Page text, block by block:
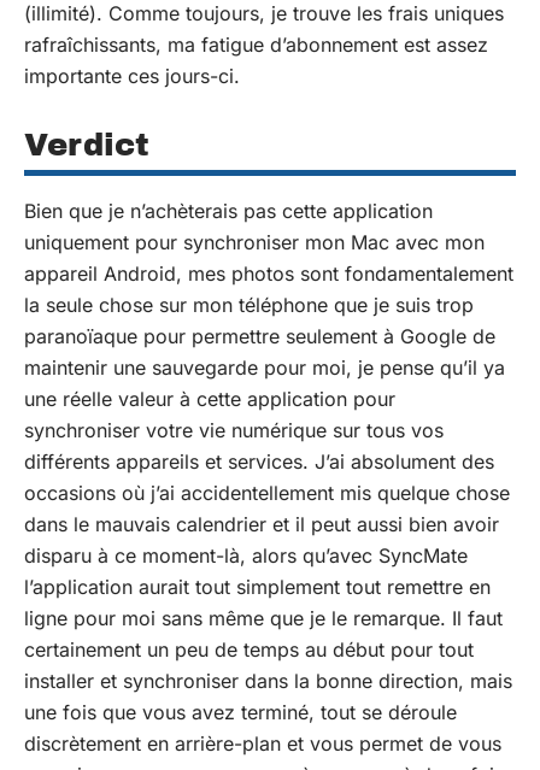
(illimité). Comme toujours, je trouve les frais uniques
rafraîchissants, ma fatigue d’abonnement est assez
importante ces jours-ci.
Verdict
Bien que je n’achèterais pas cette application
uniquement pour synchroniser mon Mac avec mon
appareil Android, mes photos sont fondamentalement
la seule chose sur mon téléphone que je suis trop
paranoïaque pour permettre seulement à Google de
maintenir une sauvegarde pour moi, je pense qu’il ya
une réelle valeur à cette application pour
synchroniser votre vie numérique sur tous vos
différents appareils et services. J’ai absolument des
occasions où j’ai accidentellement mis quelque chose
dans le mauvais calendrier et il peut aussi bien avoir
disparu à ce moment-là, alors qu’avec SyncMate
l’application aurait tout simplement tout remettre en
ligne pour moi sans même que je le remarque. Il faut
certainement un peu de temps au début pour tout
installer et synchroniser dans la bonne direction, mais
une fois que vous avez terminé, tout se déroule
discrètement en arrière-plan et vous permet de vous